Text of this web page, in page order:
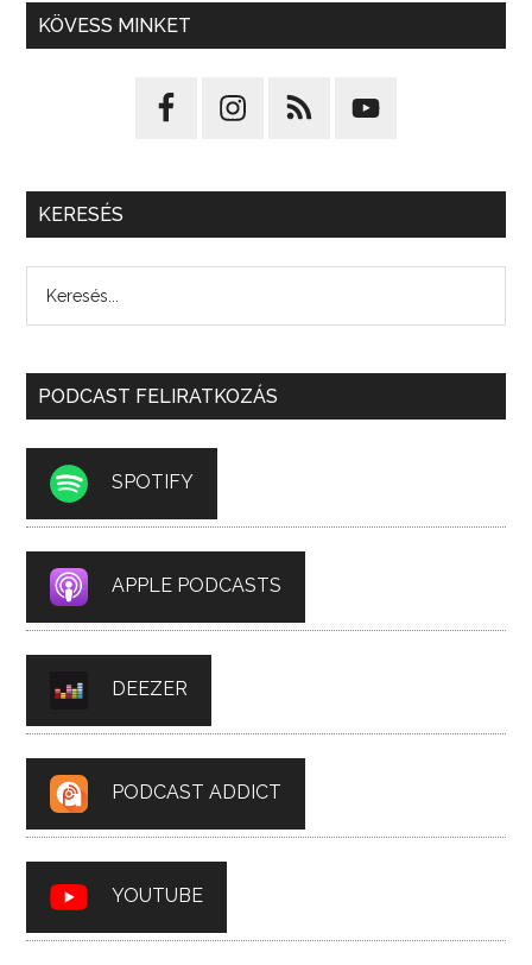
KÖVESS MINKET
KERESÉS
PODCAST FELIRATKOZÁS
SPOTIFY
APPLE PODCASTS
DEEZER
PODCAST ADDICT
YOUTUBE